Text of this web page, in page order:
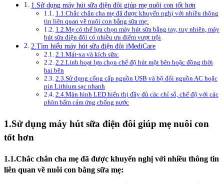
1.Sử dụng máy hút sữa điện đôi giúp mẹ nuôi con tốt hơn
1.1.Chắc chắn cha mẹ đã được khuyến nghị với nhiều thông
tin liên quan về nuôi con bằng sữa mẹ:
1.2.Mẹ có thể lựa chọn máy hút sữa bằng tay, tuy nhiên, máy
hút sữa điện đôi có nhiều ưu điểm vượt trội
2.Tìm hiểu máy hút sữa điện đôi iMediCare
2.1.Mát-xa và kích sữa:
2.2.Linh hoạt lựa chọn chế độ hút một bên hoặc đồng thời
hai bên
2.3.Sử dụng cổng cấp nguồn USB và bộ đổi nguồn AC hoặc
pin Lithium sạc nhanh
2.4.Màn hình LED hiển thị đầy đủ các chỉ số, chế độ với các
phím bấm cảm ứng chống nước
1.Sử dụng máy hút sữa điện đôi giúp mẹ nuôi con
tốt hơn
1.1.Chắc chắn cha mẹ đã được khuyến nghị với nhiều thông tin
liên quan về nuôi con bằng sữa mẹ: